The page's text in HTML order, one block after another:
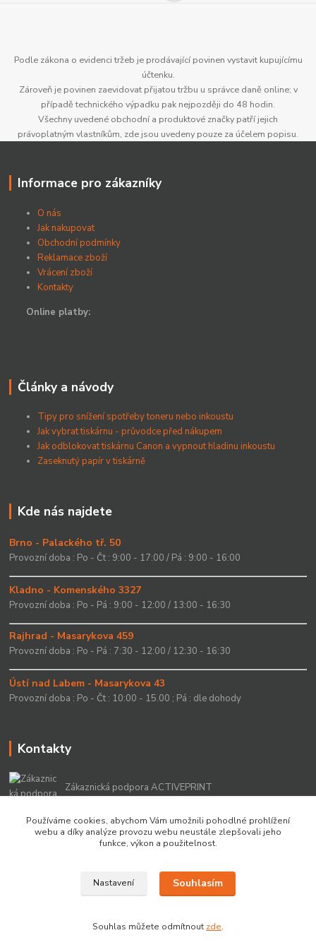
Podle zákona o evidenci tržeb je prodávající povinen vystavit kupujícímu
účtenku.
Zároveň je povinen zaevidovat přijatou tržbu u správce daně online; v
případě technického výpadku pak nejpozději do 48 hodin.
Všechny uvedené obchodní a produktové značky patří jejich
právoplatným vlastníkům, zde jsou uvedeny pouze za účelem popisu.
Informace pro zákazníky
O nás
Jak nakupovat
Obchodní podmínky
Reklamace zboží
Vrácení zboží
Kontakty
Online platby:
Články a návody
Tipy pro snížení spotřeby toneru nebo inkoustu
Jak vybrat tiskárnu - průvodce před nákupem
Jak odblokovat tiskárnu Canon a vypnout hladinu inkoustu
Zaseknutý papír v tiskárně
Kde nás najdete
Brno - Palackého tř. 50
Provozní doba : Po - Čt : 9:00 - 17:00 / Pá : 9:00 - 16:00
Kladno - Komenského 3327
Provozní doba : Po - Pá : 9:00 - 12:00 / 13:00 - 16:30
Rajhrad - Masarykova 459
Provozní doba : Po - Pá : 7:30 - 12:00 / 12:30 - 16:30
Ústí nad Labem - Masarykova 43
Provozní doba : Po - Čt : 10:00 - 15.00 ; Pá : dle dohody
Kontakty
Zákaznická podpora ACTIVEPRINT
+420 549 213 756
info@activeprint.cz
Copyright 2022 © ActivePrint s.r.o.
Používáme cookies, abychom Vám umožnili pohodlné prohlížení
webu a díky analýze provozu webu neustále zlepšovali jeho
funkce, výkon a použitelnost.
Nastavení Souhlasím
Souhlas můžete odmítnout zde.